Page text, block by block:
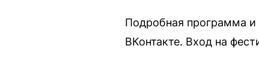
Подробная программа и
ВКонтакте. Вход на